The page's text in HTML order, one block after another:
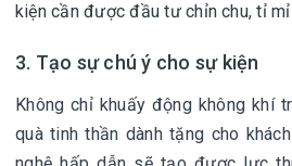
kiện cần được đầu tư chỉn chu, tỉ mỉ
3. Tạo sự chú ý cho sự kiện
Không chỉ khuấy động không khí
quà tinh thần dành tặng cho